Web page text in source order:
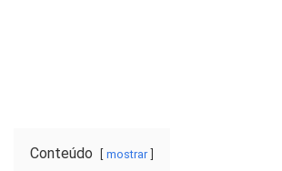
Conteúdo mostrar